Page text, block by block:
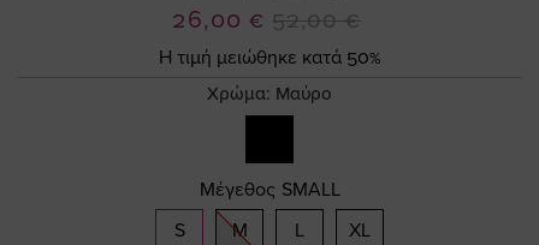
Ειδική
Τιμή
26,00 € 52,00 €
Η τιμή μειώθηκε κατά 50%
Χρώμα: Μαύρο
Μέγεθος SMALL
S
M L XL